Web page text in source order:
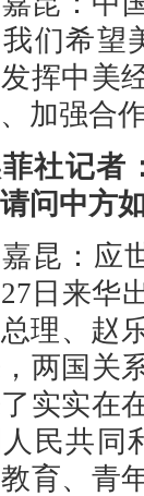
们希望
挥中美
加强合
社记者
问中方
昆：应
日来华
理、赵
两国关
实实在
民共同
育、青